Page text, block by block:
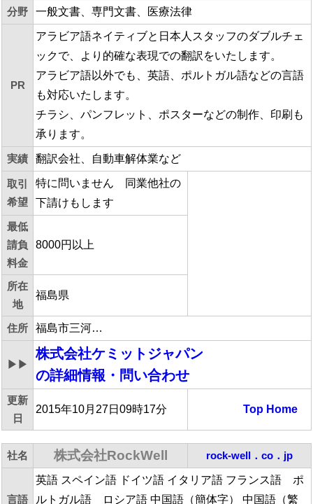
分野 一般文書、専門文書、医療法律
PR
アラビア語ネイティブと日本人スタッフのダブルチェ
ックで、より的確な表現での翻訳をいたします。
アラビア語以外でも、英語、ポルトガル語などの言語
も対応いたします。
チラシ、パンフレット、ポスターなどの制作、印刷も
承ります。
実績 翻訳会社、自動車解体業など
取引
希望
特に問いません 同業他社の
下請けもします
最低
請負
料金
8000円以上
所在
地
福島県
住所 福島市三河…
▶▶
株式会社ケミットジャパン
の詳細情報・問い合わせ
更新
日
2015年10月27日09時17分 Top Home
社名 株式会社RockWell rock-well．co．jp
言語
英語 スペイン語 ドイツ語 イタリア語 フランス語 ポ
ルトガル語 ロシア語 中国語（簡体字） 中国語（繁